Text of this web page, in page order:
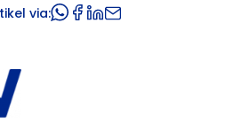
via: